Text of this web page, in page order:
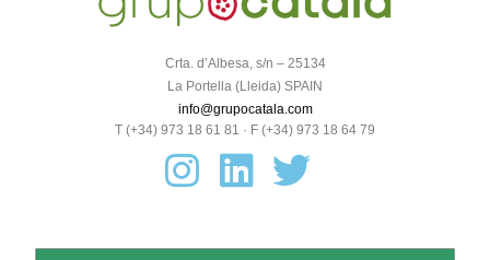
Crta. d’Albesa, s/n – 25134
La Portella (Lleida) SPAIN
info@grupocatala.com
T (+34) 973 18 61 81 · F (+34) 973 18 64 79